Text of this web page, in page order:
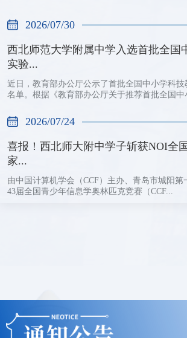
2026/07/30
西北师范大学附属中学入选首批全国
实验...
近日，教育部办公厅公示了首批全国中小学科
名单。根据《教育部办公厅关于推荐首批全国中
2026/07/24
喜报！西北师大附中学子斩获NOI全
家...
由中国计算机学会（CCF）主办、青岛市城阳
43届全国青少年信息学奥林匹克竞赛（CCF...